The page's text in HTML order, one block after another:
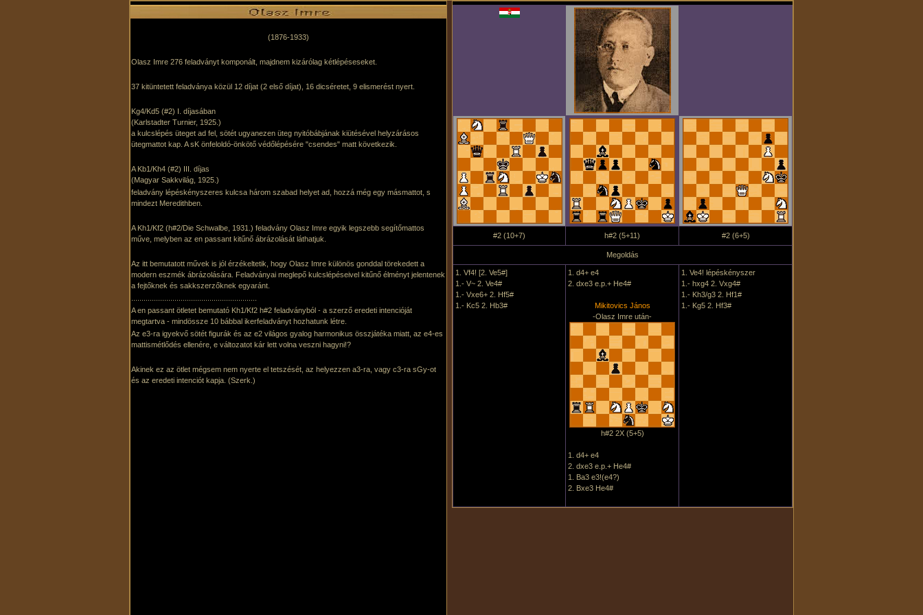
#2 (10+7) h#2 (5+11) #2 (6+5)
Megoldás
1. Vf4! [2. Ve5#]
1.- V~ 2. Ve4#
1.- Vxe6+ 2. Hf5#
1.- Kc5 2. Hb3#
1. d4+ e4
2. dxe3 e.p.+ He4#
Mikitovics János
-Olasz Imre után-
h#2 2X (5+5)
1. d4+ e4
2. dxe3 e.p.+ He4#
1. Ba3 e3!(e4?)
2. Bxe3 He4#
1. Ve4! lépéskényszer
1.- hxg4 2. Vxg4#
1.- Kh3/g3 2. Hf1#
1.- Kg5 2. Hf3#
(1876-1933)
Olasz Imre 276 feladványt komponált, majdnem kizárólag kétlépéseseket.
37 kitüntetett feladványa közül 12 díjat (2 első díjat), 16 dicséretet, 9 elismerést nyert.
Kg4/Kd5 (#2) I. díjasában
(Karlstadter Turnier, 1925.)
a kulcslépés üteget ad fel, sötét ugyanezen üteg nyitóbábjának kiütésével helyzárásos
ütegmattot kap. A sK önfeloldó-önkötő védőlépésére "csendes" matt következik.
A Kb1/Kh4 (#2) III. díjas
(Magyar Sakkvilág, 1925.)
feladvány lépéskényszeres kulcsa három szabad helyet ad, hozzá még egy másmattot, s
mindezt Meredithben.
A Kh1/Kf2 (h#2/Die Schwalbe, 1931.) feladvány Olasz Imre egyik legszebb segítőmattos
műve, melyben az en passant kitűnő ábrázolását láthatjuk.
Az itt bemutatott művek is jól érzékeltetik, hogy Olasz Imre különös gonddal törekedett a
modern eszmék ábrázolására. Feladványai meglepő kulcslépéseivel kitűnő élményt jelentenek
a fejtőknek és sakkszerzőknek egyaránt.
A en passant ötletet bemutató Kh1/Kf2 h#2 feladványból - a szerző eredeti intencióját
megtartva - mindössze 10 bábbal ikerfeladványt hozhatunk létre.
Az e3-ra igyekvő sötét figurák és az e2 világos gyalog harmonikus összjátéka miatt, az e4-es
mattismétlődés ellenére, e változatot kár lett volna veszni hagyni!?
Akinek ez az ötlet mégsem nem nyerte el tetszését, az helyezzen a3-ra, vagy c3-ra sGy-ot
és az eredeti intenciót kapja. (Szerk.)